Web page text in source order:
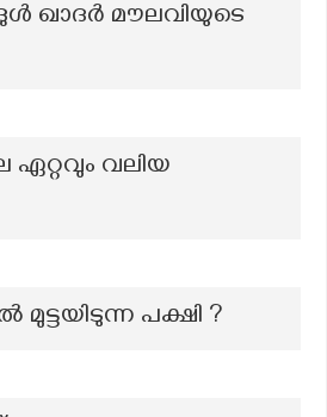
ഖാദർ മൗലവിയുടെ
ഏറ്റവും വലിയ
മുട്ടയിടുന്ന പക്ഷി ?